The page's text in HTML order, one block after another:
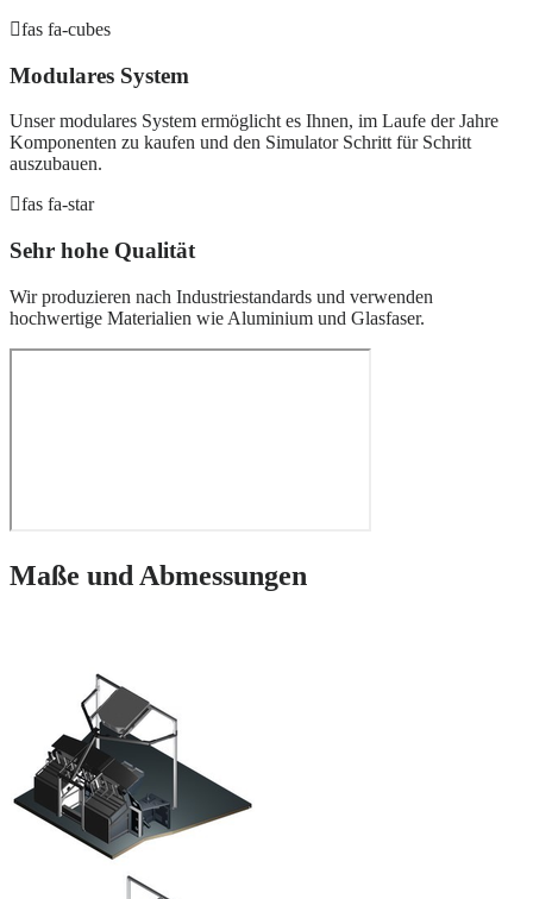
fas fa-cubes
Modulares System
Unser modulares System ermöglicht es Ihnen, im Laufe der Jahre
Komponenten zu kaufen und den Simulator Schritt für Schritt
auszubauen.
fas fa-star
Sehr hohe Qualität
Wir produzieren nach Industriestandards und verwenden
hochwertige Materialien wie Aluminium und Glasfaser.
Maße und Abmessungen